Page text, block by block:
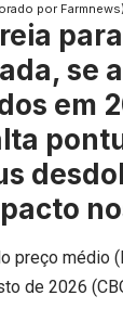
por Farmnews)
se
em
preço médio
de 2026